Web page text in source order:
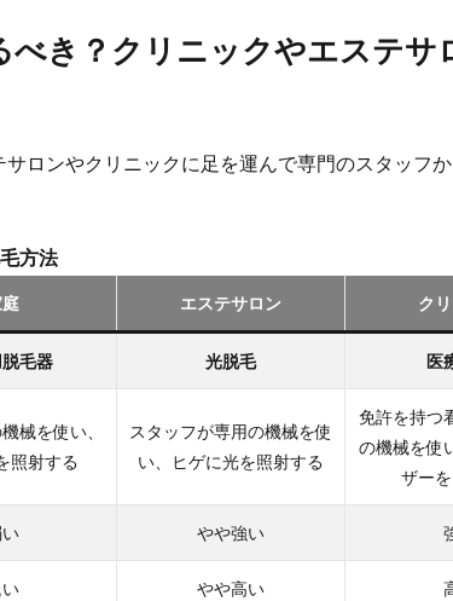
べき？クリニックやエステサ
ロンやクリニックに足を運んで専門のスタッフ
方法
エステサロン ク
毛器 光脱毛 医
械を使い、
照射する
スタッフが専用の機械を使
い、ヒゲに光を照射する
免許を持つ
の機械を使
ザー
やや強い
やや高い